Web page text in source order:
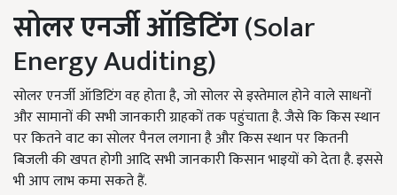
सोलर एनर्जी ऑडिटिंग(Solar
Energy Auditing)
सोलर एनर्जी ऑडिटिंग वह होता है, जो सोलर से इस्तेमाल होने वाले साधनों
और सामानों की सभी जानकारी ग्राहकों तक पहुंचाता है. जैसे कि किस स्थान
पर कितने वाट का सोलर पैनल लगाना है और किस स्थान पर कितनी
बिजली की खपत होगी आदि सभी जानकारी किसान भाइयों को देता है. इससे
भी आप लाभ कमा सकते हैं.